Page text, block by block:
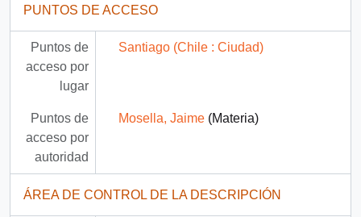
PUNTOS DE ACCESO
Puntos de
acceso por
lugar
Santiago (Chile : Ciudad)
Puntos de
acceso por
autoridad
Mosella, Jaime(Materia)
ÁREA DE CONTROL DE LA DESCRIPCIÓN